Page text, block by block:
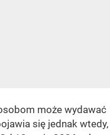
może wydawać
się jednak wtedy,